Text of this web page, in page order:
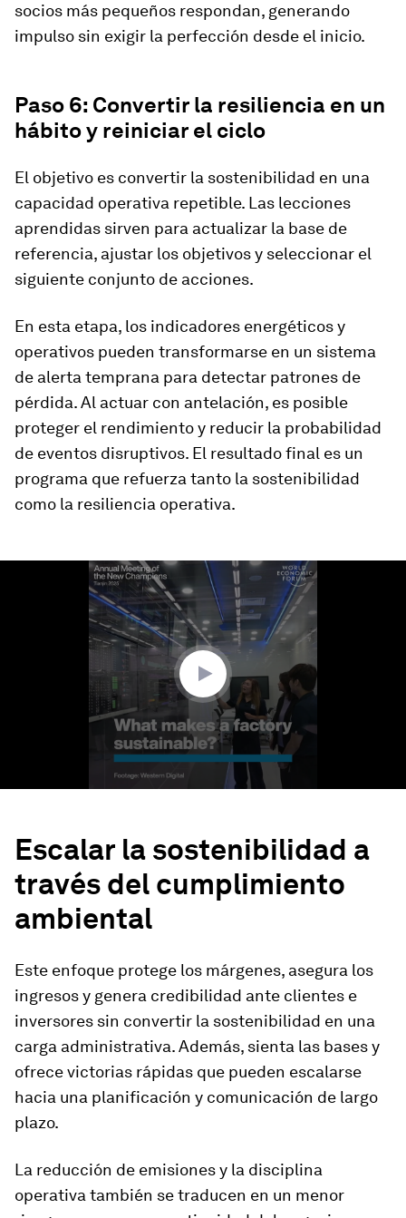
socios más pequeños respondan, generando
impulso sin exigir la perfección desde el inicio.
Paso 6: Convertir la resiliencia en un
hábito y reiniciar el ciclo
El objetivo es convertir la sostenibilidad en una
capacidad operativa repetible. Las lecciones
aprendidas sirven para actualizar la base de
referencia, ajustar los objetivos y seleccionar el
siguiente conjunto de acciones.
En esta etapa, los indicadores energéticos y
operativos pueden transformarse en un sistema
de alerta temprana para detectar patrones de
pérdida. Al actuar con antelación, es posible
proteger el rendimiento y reducir la probabilidad
de eventos disruptivos. El resultado final es un
programa que refuerza tanto la sostenibilidad
como la resiliencia operativa.
Escalar la sostenibilidad a
través del cumplimiento
ambiental
Este enfoque protege los márgenes, asegura los
ingresos y genera credibilidad ante clientes e
inversores sin convertir la sostenibilidad en una
carga administrativa. Además, sienta las bases y
ofrece victorias rápidas que pueden escalarse
hacia una planificación y comunicación de largo
plazo.
La reducción de emisiones y la disciplina
operativa también se traducen en un menor